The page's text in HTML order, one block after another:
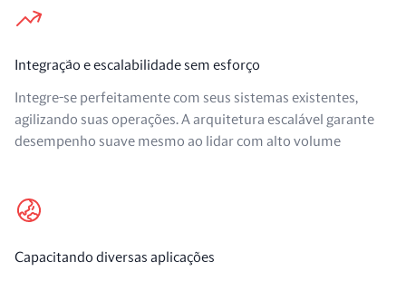
Integração e escalabilidade sem esforço
Integre-se perfeitamente com seus sistemas existentes,
agilizando suas operações. A arquitetura escalável garante
desempenho suave mesmo ao lidar com alto volume
Capacitando diversas aplicações